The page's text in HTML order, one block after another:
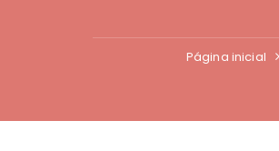
Página inicial